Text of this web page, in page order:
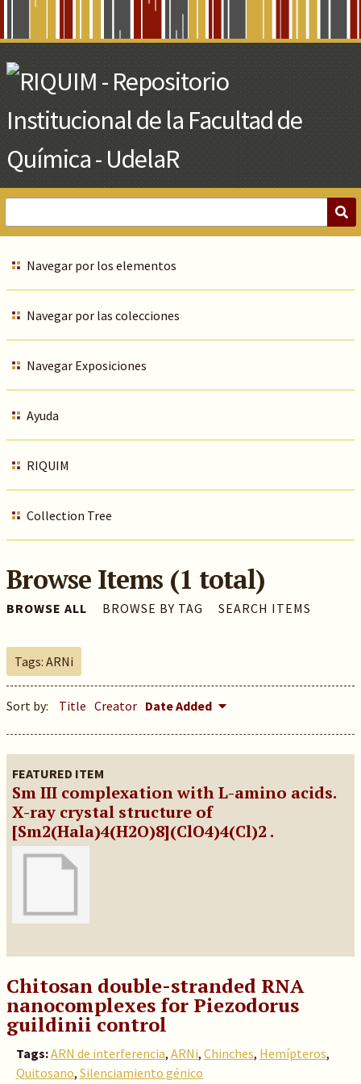
Main
Content
Navegar por los elementos
Navegar por las colecciones
Navegar Exposiciones
Ayuda
RIQUIM
Collection Tree
Browse Items (1 total)
BROWSE ALL BROWSE BY TAG SEARCH ITEMS
Tags: ARNi
Sort by: Title Creator Date Added
FEATURED ITEM
Sm III complexation with L-amino acids.
X-ray crystal structure of
[Sm2(Hala)4(H2O)8](ClO4)4(Cl)2 .
Chitosan double-stranded RNA
nanocomplexes for Piezodorus
guildinii control
Tags:ARN de interferencia, ARNi, Chinches, Hemípteros,
Quitosano, Silenciamiento génico